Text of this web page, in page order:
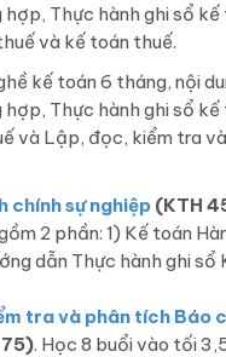
Thực hành ghi sổ
và kế toán thuế.
kế toán 6 tháng, nội
Thực hành ghi sổ
và Lập, đọc, kiểm tra
chính sự nghiệp (KTH
2 phần: 1) Kế toán
dẫn Thực hành ghi sổ
tra và phân tích Báo
75). Học 8 buổi vào tối